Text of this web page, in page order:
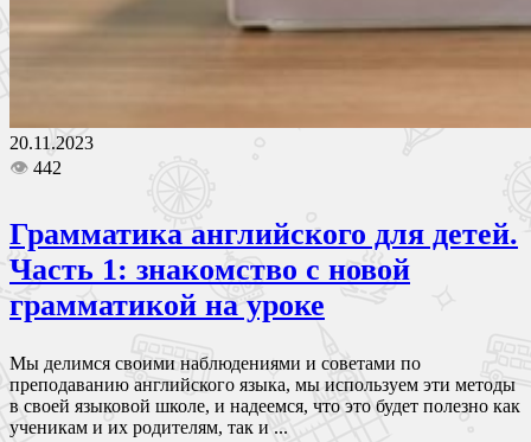
20.11.2023
👁 442
Грамматика английского для детей.
Часть 1: знакомство с новой
грамматикой на уроке
Мы делимся своими наблюдениями и советами по
преподаванию английского языка, мы используем эти методы
в своей языковой школе, и надеемся, что это будет полезно как
ученикам и их родителям, так и ...